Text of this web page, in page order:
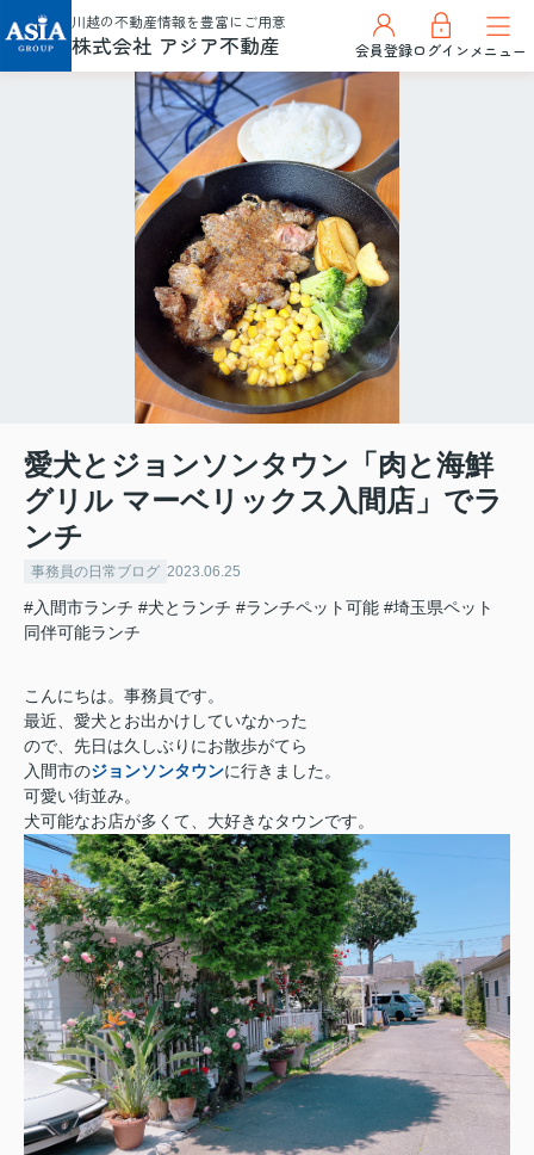
川越の不動産情報を豊富にご用意
株式会社 アジア不動産 会員登録ログインメニュー
愛犬とジョンソンタウン「肉と海鮮
グリル マーベリックス入間店」でラ
ンチ
事務員の日常ブログ 2023.06.25
#入間市ランチ #犬とランチ #ランチペット可能 #埼玉県ペット
同伴可能ランチ
こんにちは。事務員です。
最近、愛犬とお出かけしていなかった
ので、先日は久しぶりにお散歩がてら
入間市のジョンソンタウンに行きました。
可愛い街並み。
犬可能なお店が多くて、大好きなタウンです。